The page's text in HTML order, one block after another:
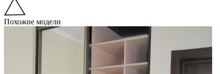
Похожие модели